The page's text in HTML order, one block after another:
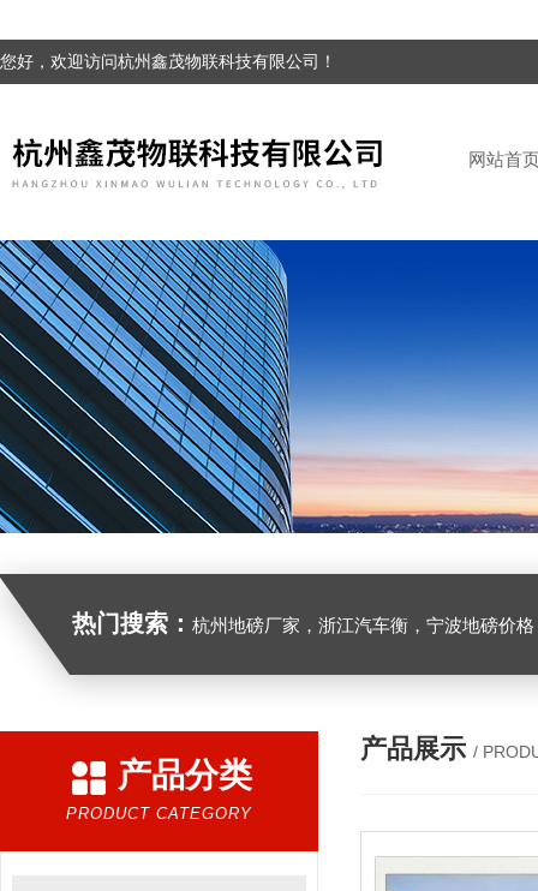
您好，欢迎访问杭州鑫茂物联科技有限公司！
网站首
热门搜索： 杭州地磅厂家，浙江汽车衡，宁波地磅价格，浙江地
产品分类
PRODUCT CATEGORY
产品展示 /